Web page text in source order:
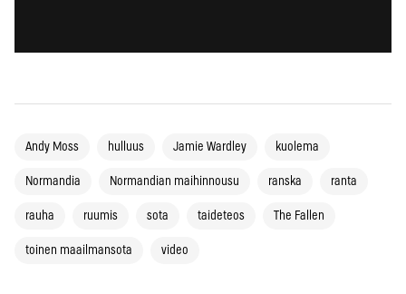
Andy Moss hulluus Jamie Wardley kuolema
Normandia Normandian maihinnousu ranska ranta
rauha ruumis sota taideteos The Fallen
toinen maailmansota video